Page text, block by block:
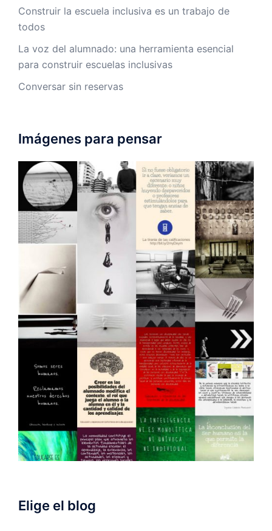
Construir la escuela inclusiva es un trabajo de
todos
La voz del alumnado: una herramienta esencial
para construir escuelas inclusivas
Conversar sin reservas
Imágenes para pensar
Elige el blog